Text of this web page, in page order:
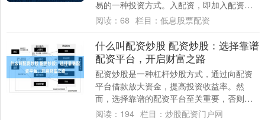
易的一种投资方式。入配资，即加入配资炒
股平台，开启财富之旅。 * **爆仓风险：**....
阅读： 68 栏目： 低息股票配资
什么叫配资炒股 配资炒股：选择靠谱
配资平台，开启财富之路
配资炒股是一种杠杆炒股方式，通过向配资
平台借款放大资金，提高投资收益率。然
而，选择靠谱的配资平台至关重要，否则可
能面临资金损失的风险。 * **杠杆放大收益：
阅读： 194 栏目： 炒股配资门户网